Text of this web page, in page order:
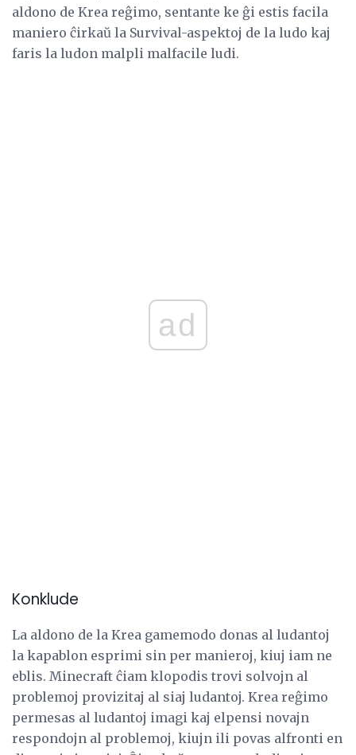
aldono de Krea reĝimo, sentante ke ĝi estis facila
maniero ĉirkaŭ la Survival-aspektoj de la ludo kaj
faris la ludon malpli malfacile ludi.
ad
Konklude
La aldono de la Krea gamemodo donas al ludantoj
la kapablon esprimi sin per manieroj, kiuj iam ne
eblis. Minecraft ĉiam klopodis trovi solvojn al
problemoj provizitaj al siaj ludantoj. Krea reĝimo
permesas al ludantoj imagi kaj elpensi novajn
respondojn al problemoj, kiujn ili povas alfronti en